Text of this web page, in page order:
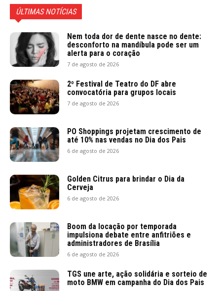
ÚLTIMAS NOTÍCIAS
Nem toda dor de dente nasce no dente:
desconforto na mandíbula pode ser um
alerta para o coração
7 de agosto de 2026
2º Festival de Teatro do DF abre
convocatória para grupos locais
7 de agosto de 2026
PO Shoppings projetam crescimento de
até 10% nas vendas no Dia dos Pais
6 de agosto de 2026
Golden Citrus para brindar o Dia da
Cerveja
6 de agosto de 2026
Boom da locação por temporada
impulsiona debate entre anfitriões e
administradores de Brasília
6 de agosto de 2026
TGS une arte, ação solidária e sorteio de
moto BMW em campanha do Dia dos Pais